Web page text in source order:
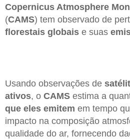
Copernicus Atmosphere
(CAMS) tem observado de
florestais globais e suas
Usando observações de
ativos, o CAMS estima a
que eles emitem em tempo
impacto na composição
qualidade do ar, fornecendo